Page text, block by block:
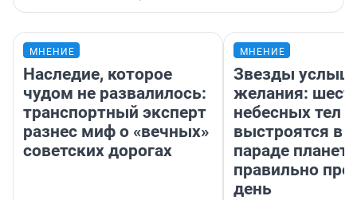
МНЕНИЕ
Наследие, которое
чудом не развалилось:
транспортный эксперт
разнес миф о «вечных»
советских дорогах
МНЕНИЕ
Звезды
желания:
небесных тел
выстроятся в
параде планет
правильно
день